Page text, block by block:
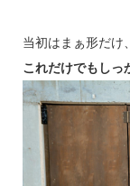
当初はまぁ形だけ
これだけでもしっ